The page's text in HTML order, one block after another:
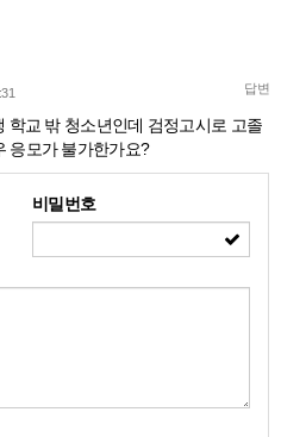
답변
학교 밖 청소년인데 검정고시로 고졸
응모가 불가한가요?
비밀번호